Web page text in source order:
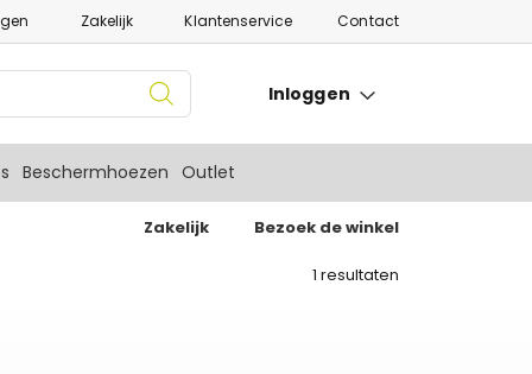
Zakelijk Klantenservice Contact
Inloggen
Beschermhoezen Outlet
Zakelijk Bezoek de winkel
1 resultaten